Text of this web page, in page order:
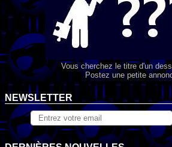
Vous cherchez le titre d'un
Postez une petite
NEWSLETTER